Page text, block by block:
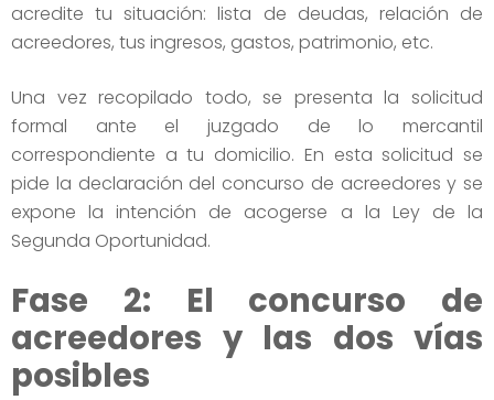
acredite tu situación: lista de deudas, relación de
acreedores, tus ingresos, gastos, patrimonio, etc.
Una vez recopilado todo, se presenta la solicitud
formal ante el juzgado de lo mercantil
correspondiente a tu domicilio. En esta solicitud se
pide la declaración del concurso de acreedores y se
expone la intención de acogerse a la Ley de la
Segunda Oportunidad.
Fase 2: El concurso de
acreedores y las dos vías
posibles